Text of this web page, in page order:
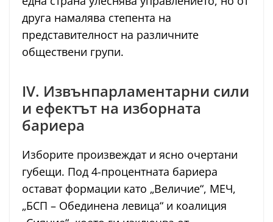
друга намалява степента на
представителност на различните
обществени групи.
IV. Извънпарламентарни сили
и ефектът на изборната
бариера
Изборите произвеждат и ясно очертани
губещи. Под 4-процентната бариера
остават формации като „Величие“, МЕЧ,
„БСП – Обединена левица“ и коалиция